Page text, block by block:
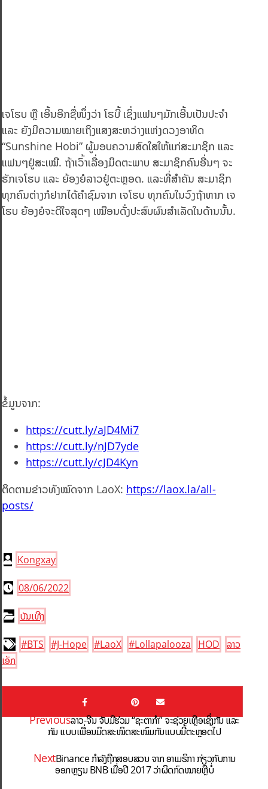
ເຈໂຮບ ຫຼື ເອີ້ນອີກຊື່ໜຶ່ງວ່າ ໂຮບີ້ ເຊິ່ງແຟນໆມັກເອີ້ນເປັນປະຈໍາ
ແລະ ຍັງມີຄວາມໝາຍເຖິງແສງສະຫວ່າງແຫ່ງດວງອາທິດ
“Sunshine Hobi” ຜູ້ມອບຄວາມສົດໃສໃຫ້ແກ່ສະມາຊິກ ແລະ
ແຟນໆຢູ່ສະເໝີ. ຖ້າເວົ້າເລື່ອງມິດຕະພາບ ສະມາຊິກຄົນອື່ນໆ ຈະ
ຮັກເຈໂຮບ ແລະ ຍ້ອງຍໍລາວຢູ່ຕະຫຼອດ. ແລະທີ່ສຳຄັນ ສະມາຊິກ
ທຸກຄົນຕ່າງກໍຢາກໄດ້ຄຳຊົມຈາກ ເຈໂຮບ ທຸກຄົນໃນວົງຖ້າຫາກ ເຈ
ໂຮບ ຍ້ອງຍໍຈະດີໃຈສຸດໆ ເໝືອນດັ່ງປະສົບຜົນສຳເລັດໃນດ້ານນັ້ນ.
ຂໍ້ມູນຈາກ:
https://cutt.ly/aJD4Mi7
https://cutt.ly/nJD7yde
https://cutt.ly/cJD4Kyn
ຕິດຕາມຂ່າວທັງໝົດຈາກ LaoX: https://laox.la/all-
posts/
Kongxay
08/06/2022
ບັນເທີງ
#BTS #J-Hope #LaoX #Lollapalooza HOD ລາວ
ເອັກ
Previousລາວ-ຈີນ ຈັບມືຮ່ວມ “ຊະຕາກຳ” ຈະຊ່ວຍເຫຼືອເຊິ່ງກັນ ແລະ
ກັນ ແບບເພື່ອນມິດສະໜິດສະໜົມກັນແບບນີ້ຕະຫຼອດໄປ
NextBinance ກຳລັງຖືກສອບສວນ ຈາກ ອາເມຣິກາ ກ່ຽວກັບການ
ອອກຫຼຽນ BNB ເມື່ອປີ 2017 ວ່າຜິດກົດໝາຍຫຼືບໍ່